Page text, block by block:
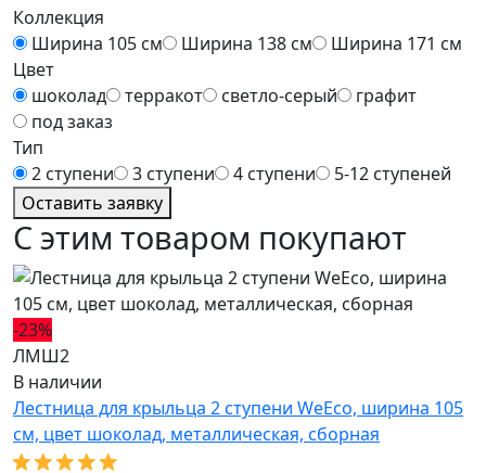
Коллекция
Ширина 105 см
Ширина 138 см
Ширина 171 см
Цвет
шоколад
терракот светло-серый
графит
под заказ
Тип
2 ступени
3 ступени 4 ступени
5-12 ступеней
Оставить заявку
С этим товаром покупают
-23%
ЛМШ2
В наличии
Лестница для крыльца 2 ступени WeEco, ширина 105
см, цвет шоколад, металлическая, cборная